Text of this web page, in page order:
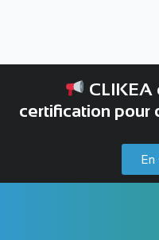
CLIKEA
certification pour
En